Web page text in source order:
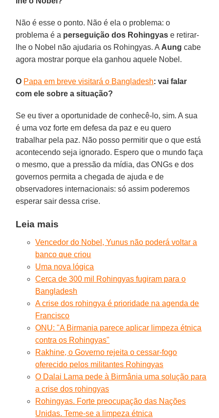
Não é esse o ponto. Não é ela o problema: o
problema é a perseguição dos Rohingyas e retirar-
lhe o Nobel não ajudaria os Rohingyas. A Aung cabe
agora mostrar porque ela ganhou aquele Nobel.
O Papa em breve visitará o Bangladesh: vai falar
com ele sobre a situação?
Se eu tiver a oportunidade de conhecê-lo, sim. A sua
é uma voz forte em defesa da paz e eu quero
trabalhar pela paz. Não posso permitir que o que está
acontecendo seja ignorado. Espero que o mundo faça
o mesmo, que a pressão da mídia, das ONGs e dos
governos permita a chegada de ajuda e de
observadores internacionais: só assim poderemos
esperar sair dessa crise.
Leia mais
Vencedor do Nobel, Yunus não poderá voltar a
banco que criou
Uma nova lógica
Cerca de 300 mil Rohingyas fugiram para o
Bangladesh
A crise dos rohingya é prioridade na agenda de
Francisco
ONU: "A Birmania parece aplicar limpeza étnica
contra os Rohingyas"
Rakhine, o Governo rejeita o cessar-fogo
oferecido pelos militantes Rohingyas
O Dalai Lama pede à Birmânia uma solução para
a crise dos rohingyas
Rohingyas. Forte preocupação das Nações
Unidas. Teme-se a limpeza étnica